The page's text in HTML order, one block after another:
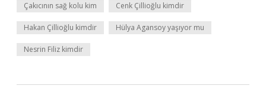
Çakıcının sağ kolu kim Cenk Çillioğlu kimdir
Hakan Çillioğlu kimdir Hülya Agansoy yaşıyor mu
Nesrin Filiz kimdir